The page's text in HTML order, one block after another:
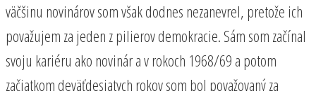
väčšinu novinárov som však dodnes nezanevrel, pretože ich
považujem za jeden z pilierov demokracie. Sám som začínal
svoju kariéru ako novinár a v rokoch 1968/69 a potom
začiatkom deväťdesiatych rokov som bol považovaný za